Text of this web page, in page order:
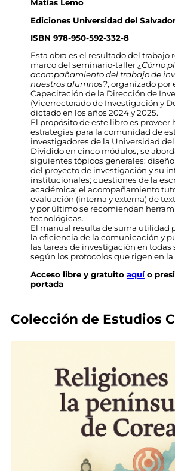
Matías Lemo
Ediciones Universidad del
ISBN 978-950-592-332-8
Esta obra es el resultado del trabajo
marco del seminario-taller¿Cómo
acompañamiento del trabajo de
nuestros alumnos?, organizado por
Capacitación de la Dirección de
(Vicerrectorado de Investigación y
dictado en los años 2024 y 2025.
El propósito de este libro es proveer
estrategias para la comunidad de
investigadores de la Universidad del
Dividido en cinco módulos, se
siguientes tópicos generales:
del proyecto de investigación y su
institucionales; cuestiones de la
académica; el acompañamiento
evaluación (interna y externa) de
y por último se recomiendan
tecnológicas.
El manual resulta de suma utilidad
la eficiencia de la comunicación y
las tareas de investigación en todas
según los protocolos que rigen en la
Acceso libre y gratuito aquío
portada
Colección de Estudios